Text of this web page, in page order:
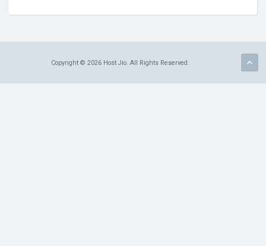
Copyright © 2026 Host Jio. All Rights Reserved.